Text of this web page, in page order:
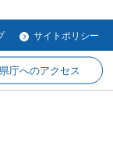
サイトポリシー
県庁へのアクセス